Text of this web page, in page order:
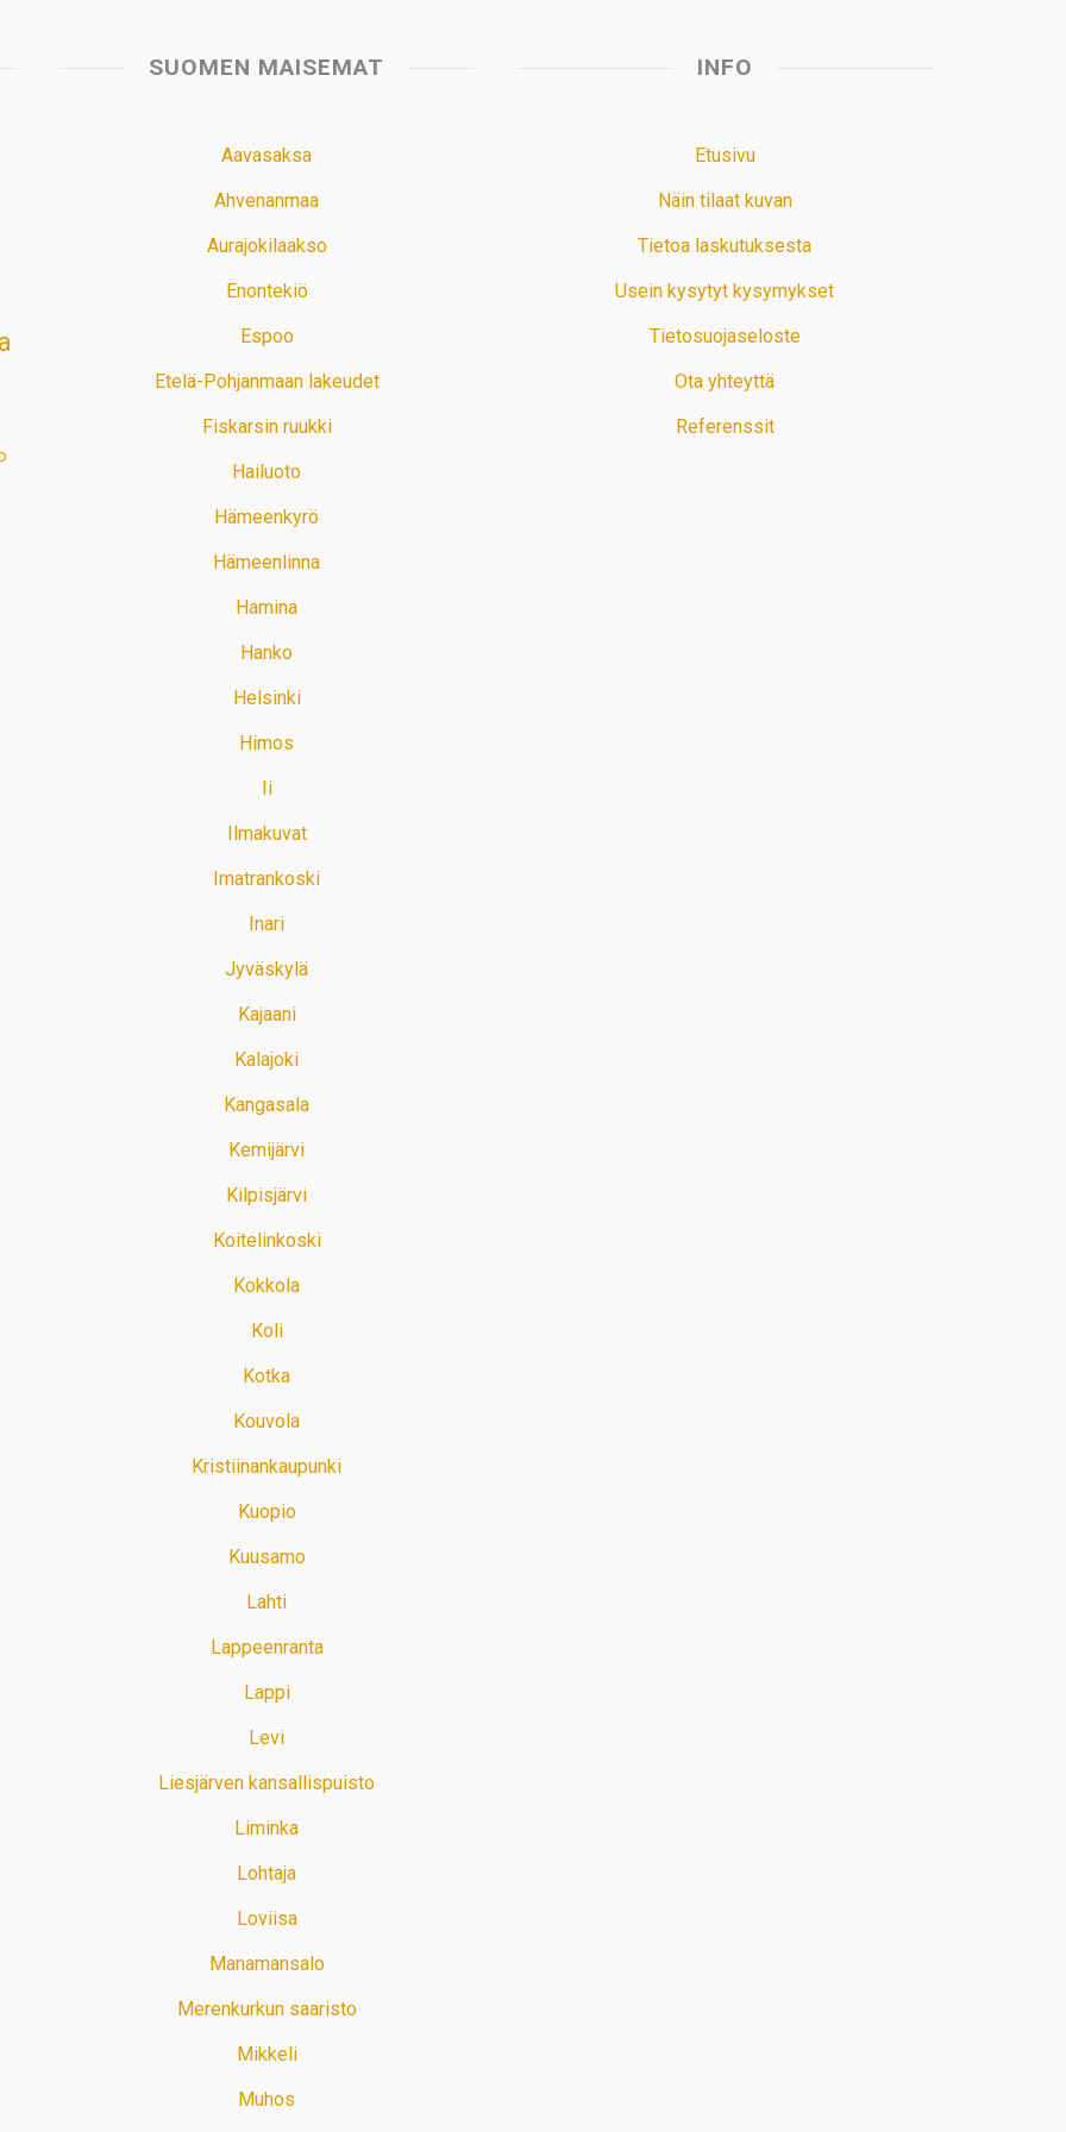
SUOMEN MAISEMAT
Aavasaksa
Ahvenanmaa
Aurajokilaakso
Enontekiö
Espoo
Etelä-Pohjanmaan lakeudet
Fiskarsin ruukki
Hailuoto
Hämeenkyrö
Hämeenlinna
Hamina
Hanko
Helsinki
Himos
Ii
Ilmakuvat
Imatrankoski
Inari
Jyväskylä
Kajaani
Kalajoki
Kangasala
Kemijärvi
Kilpisjärvi
Koitelinkoski
Kokkola
Koli
Kotka
Kouvola
Kristiinankaupunki
Kuopio
Kuusamo
Lahti
Lappeenranta
Lappi
Levi
Liesjärven kansallispuisto
Liminka
Lohtaja
Loviisa
Manamansalo
Merenkurkun saaristo
Mikkeli
Muhos
INFO
Etusivu
Näin tilaat kuvan
Tietoa laskutuksesta
Usein kysytyt kysymykset
Tietosuojaseloste
Ota yhteyttä
Referenssit